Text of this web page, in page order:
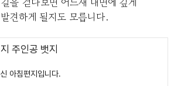
견하게 될지도 모릅니다.
아침편지입니다.